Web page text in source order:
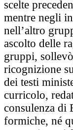
scelte
mentre negli
nell’altro
ascolto delle
gruppi,
ricognizione
dei testi
curricolo,
consulenza di
formiche, né